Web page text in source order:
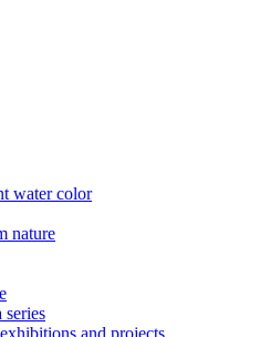
water color
nature
and projects